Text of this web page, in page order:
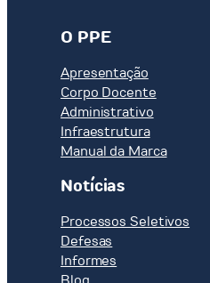
O PPE
Apresentação
Corpo Docente
Administrativo
Infraestrutura
Manual da Marca
Notícias
Processos Seletivos
Defesas
Informes